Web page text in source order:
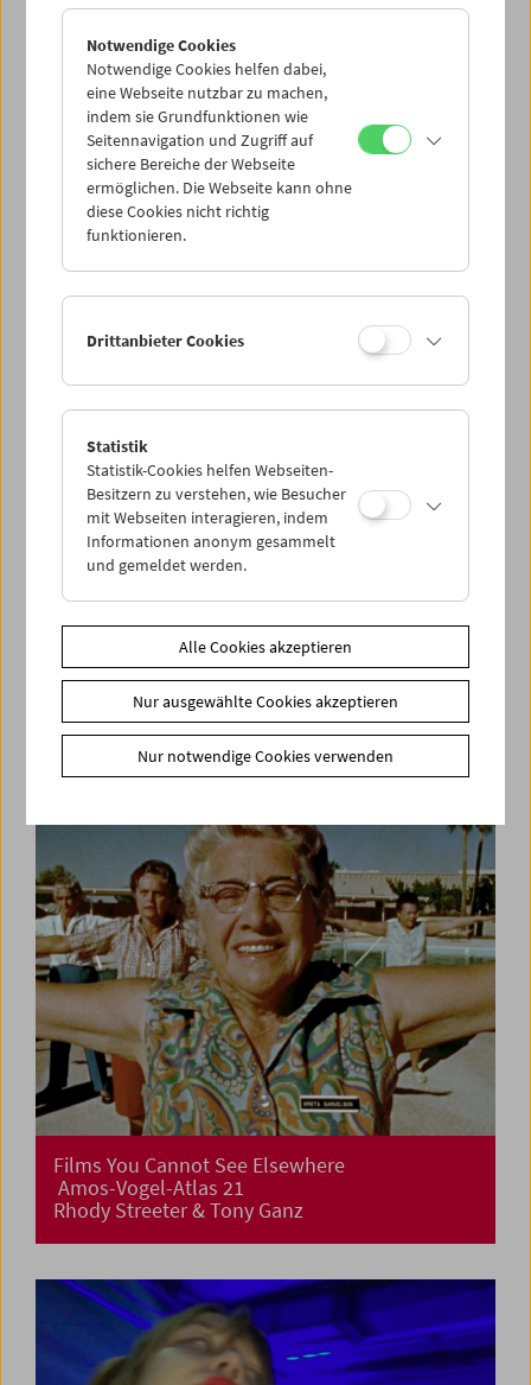
Crossing Europe zu Gast
Befreiung! Neuanfang?
Leben nach dem Konzentrationslager
Films You Cannot See Elsewhere
Amos-Vogel-Atlas 21
Rhody Streeter & Tony Ganz
Notwendige Cookies
Notwendige Cookies helfen dabei,
eine Webseite nutzbar zu machen,
indem sie Grundfunktionen wie
Seitennavigation und Zugriff auf
sichere Bereiche der Webseite
ermöglichen. Die Webseite kann ohne
diese Cookies nicht richtig
funktionieren.
Drittanbieter Cookies
Statistik
Statistik-Cookies helfen Webseiten-
Besitzern zu verstehen, wie Besucher
mit Webseiten interagieren, indem
Informationen anonym gesammelt
und gemeldet werden.
Alle Cookies akzeptieren
Nur ausgewählte Cookies akzeptieren
Nur notwendige Cookies verwenden